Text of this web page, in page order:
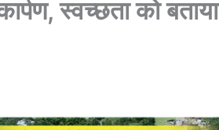
स्वच्छता को बताया